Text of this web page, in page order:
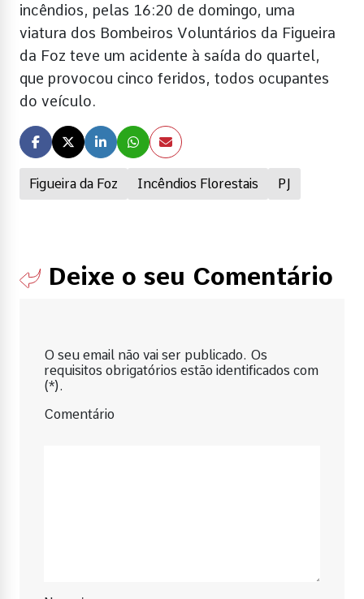
Figueira da Foz Incêndios Florestais PJ
incêndios, pelas 16:20 de domingo, uma
viatura dos Bombeiros Voluntários da Figueira
da Foz teve um acidente à saída do quartel,
que provocou cinco feridos, todos ocupantes
do veículo.
Deixe o seu Comentário
O seu email não vai ser publicado. Os
requisitos obrigatórios estão identificados com
(*).
Comentário